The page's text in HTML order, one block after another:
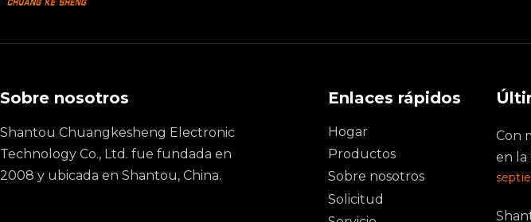
Sobre nosotros
Shantou Chuangkesheng Electronic
Technology Co., Ltd. fue fundada en
2008 y ubicada en Shantou, China.
Enlaces rápidos
Hogar
Productos
Sobre nosotros
Solicitud
Con
en la